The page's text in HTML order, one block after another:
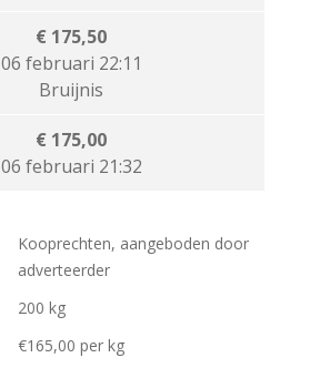
Kooprechten, aangeboden door
adverteerder
200 kg
€165,00 per kg
€ 175,50
06 februari 22:11
Bruijnis
€ 175,00
06 februari 21:32